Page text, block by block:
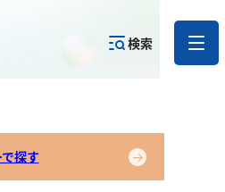
検索
探す
で探す